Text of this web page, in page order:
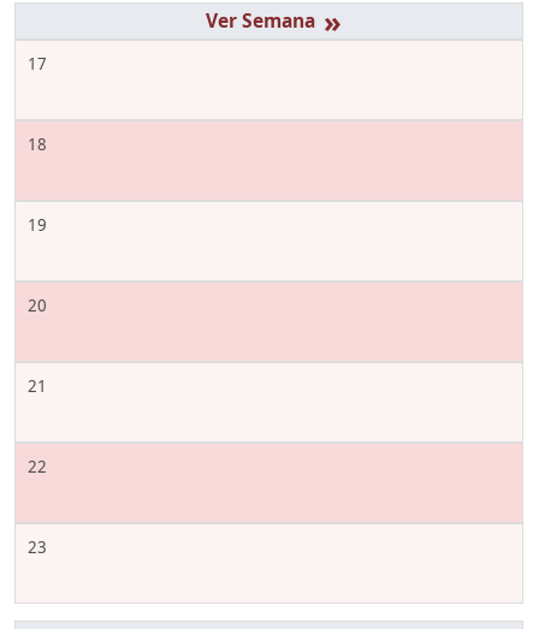
»
17
18
19
20
21
22
23